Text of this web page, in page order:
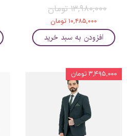
۱۳,۹۸۰,۰۰۰ تومان
۱۰,۴۸۵,۰۰۰ تومان
افزودن به سبد خرید
۳,۴۹۵,۰۰۰ تومان